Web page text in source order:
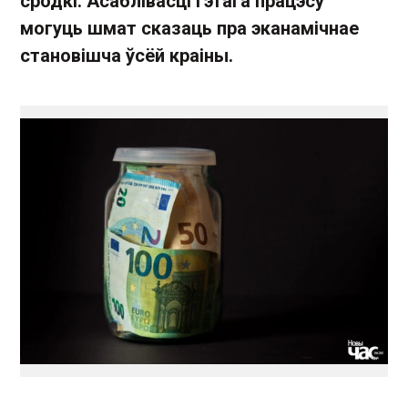
могуць шмат сказаць пра эканамічнае
становішча ўсёй краіны.